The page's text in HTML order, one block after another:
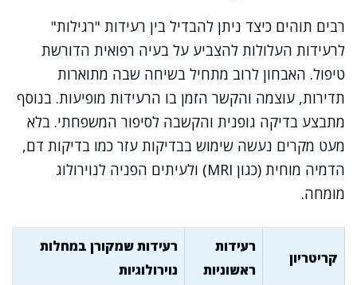
רבים תוהים כיצד ניתן להבדיל בין רעידות "רגילות"
לרעידות העלולות להצביע על בעיה רפואית הדורשת
טיפול. האבחון לרוב מתחיל בשיחה שבה מתוארות
תדירות, עוצמה והקשר הזמן בו הרעידות מופיעות. בנוסף
מתבצע בדיקה גופנית והקשבה לסיפור המשפחתי. בלא
מעט מקרים נעשה שימוש בבדיקות עזר כמו בדיקות דם,
הדמיה מוחית (כגון MRI) ולעיתים הפניה לנוירולוג
מומחה.
קריטריון
רעידות
ראשוניות
רעידות שמקורן במחלות
נוירולוגיות